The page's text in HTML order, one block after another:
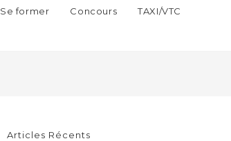
Se former Concours TAXI/VTC
Articles Récents